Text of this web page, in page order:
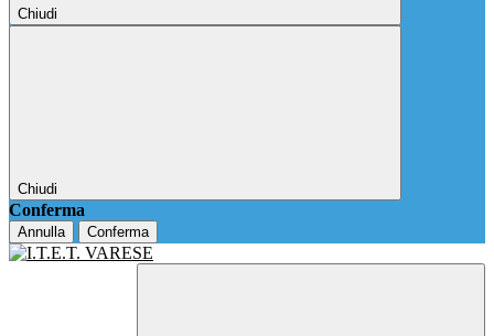
Chiudi
Chiudi
Conferma
Annulla Conferma